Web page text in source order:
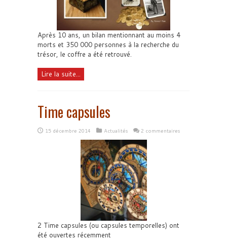
Après 10 ans, un bilan mentionnant au moins 4
morts et 350 000 personnes à la recherche du
trésor, le coffre a été retrouvé.
Lire la suite...
Time capsules
15 décembre 2014 Actualités 2 commentaires
2 Time capsules (ou capsules temporelles) ont
été ouvertes récemment